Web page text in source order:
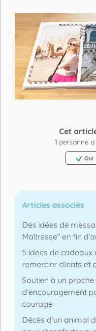
Cet
1 personne
Oui
Articles associés
Des idées de
Maîtresse" en fin
5 idées de
remercier clients et
Soutien à un
d'encouragement
courage
Décès d’un animal